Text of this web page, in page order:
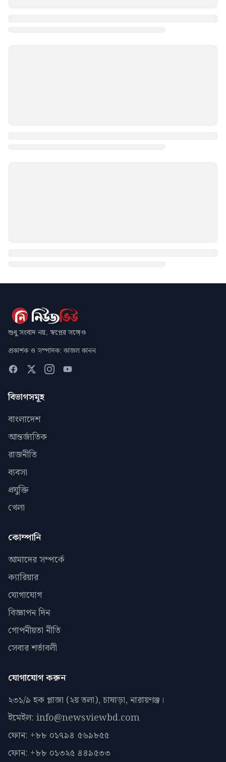
শুধু সংবাদ নয়, স্বপ্নের সঙ্গেও
প্রকাশক ও সম্পাদক: কাজল কানন
বিভাগসমূহ
বাংলাদেশ
আন্তর্জাতিক
রাজনীতি
ব্যবসা
প্রযুক্তি
খেলা
কোম্পানি
আমাদের সম্পর্কে
ক্যারিয়ার
যোগাযোগ
বিজ্ঞাপন দিন
গোপনীয়তা নীতি
সেবার শর্তাবলী
যোগাযোগ করুন
২৩১/৯ হক প্লাজা (২য় তলা), চাষাড়া, নারায়ণঞ্জ।
ইমেইল: info@newsviewbd.com
ফোন: +৮৮ ০১৭৯৪ ৫৬৯৮৫৫
ফোন: +৮৮ ০১৩২৫ ৪৪৯৫৩৩